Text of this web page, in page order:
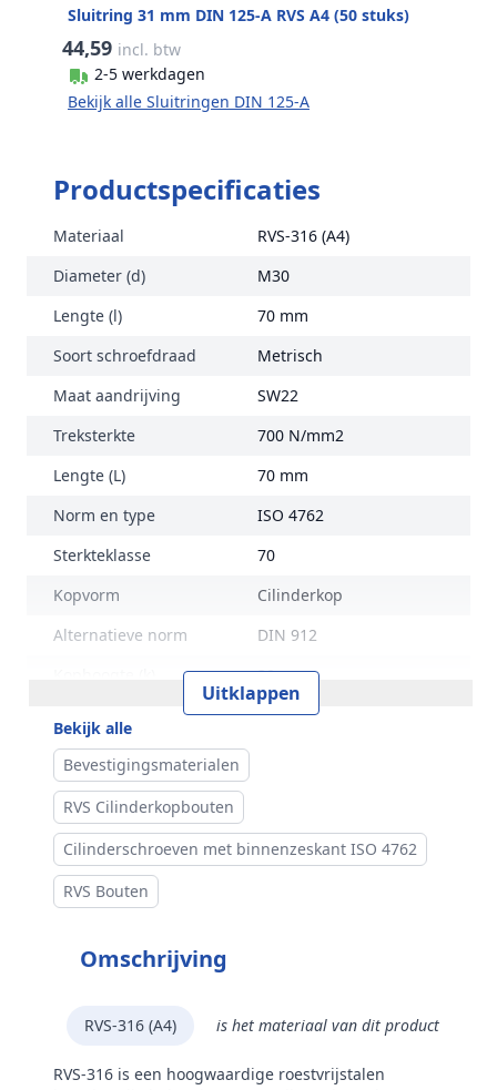
Sluitring 31 mm DIN 125-A RVS A4 (50 stuks)
44,59 incl. btw
2-5 werkdagen
Bekijk alle Sluitringen DIN 125-A
Productspecificaties
Materiaal
RVS-316 (A4)
Diameter (d)
M30
Lengte (l)
70 mm
Soort schroefdraad
Metrisch
Maat aandrijving
SW22
Treksterkte
700 N/mm2
Lengte (L)
70 mm
Norm en type
ISO 4762
Sterkteklasse
70
Kopvorm
Cilinderkop
Alternatieve norm
DIN 912
30 mm
45 mm
Aandrijving
Inhoud verpakking
Merk
RVS Products
Uitklappen
Bekijk alle
Bevestigingsmaterialen
RVS Cilinderkopbouten
Cilinderschroeven met binnenzeskant ISO 4762
RVS Bouten
Omschrijving
RVS-316 (A4) is het materiaal van dit product
RVS-316 is een hoogwaardige roestvrijstalen